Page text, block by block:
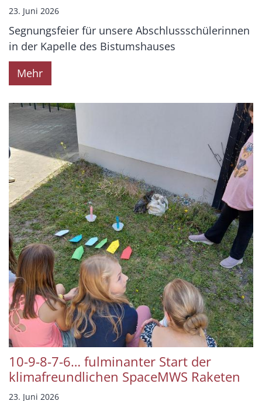
23. Juni 2026
Segnungsfeier für unsere Abschlussschülerinnen
in der Kapelle des Bistumshauses
Mehr
10-9-8-7-6… fulminanter Start der
klimafreundlichen SpaceMWS Raketen
23. Juni 2026